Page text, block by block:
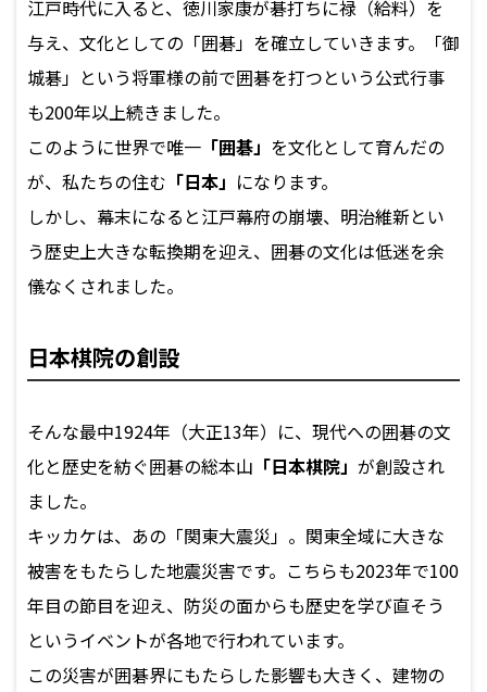
江戸時代に入ると、徳川家康が碁打ちに禄（給料）を
与え、文化としての「囲碁」を確立していきます。「御
城碁」という将軍様の前で囲碁を打つという公式行事
も200年以上続きました。
このように世界で唯一 「囲碁」 を文化として育んだの
が、私たちの住む 「日本」 になります。
しかし、幕末になると江戸幕府の崩壊、明治維新とい
う歴史上大きな転換期を迎え、囲碁の文化は低迷を余
儀なくされました。
日本棋院の創設
そんな最中1924年（大正13年）に、現代への囲碁の文
化と歴史を紡ぐ囲碁の総本山 「日本棋院」 が創設され
ました。
キッカケは、あの「関東大震災」。関東全域に大きな
被害をもたらした地震災害です。こちらも2023年で100
年目の節目を迎え、防災の面からも歴史を学び直そう
というイベントが各地で行われています。
この災害が囲碁界にもたらした影響も大きく、建物の